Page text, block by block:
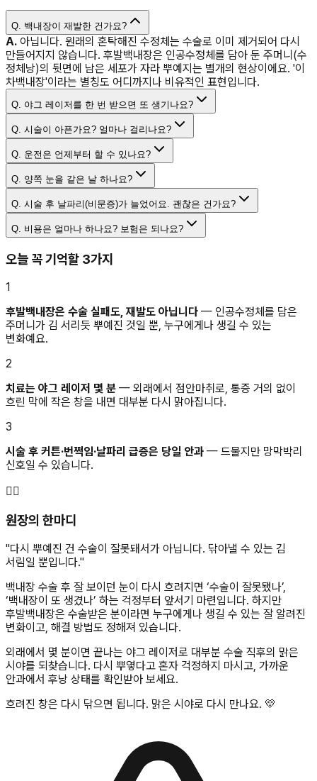
Q. 백내장이 재발한 건가요?
A. 아닙니다. 원래의 혼탁해진 수정체는 수술로 이미 제거되어 다시
만들어지지 않습니다. 후발백내장은 인공수정체를 담아 둔 주머니(수
정체낭)의 뒷면에 남은 세포가 자라 뿌예지는 별개의 현상이에요. '이
차백내장'이라는 별칭도 어디까지나 비유적인 표현입니다.
Q. 야그 레이저를 한 번 받으면 또 생기나요?
Q. 시술이 아픈가요? 얼마나 걸리나요?
Q. 운전은 언제부터 할 수 있나요?
Q. 양쪽 눈을 같은 날 하나요?
Q. 시술 후 날파리(비문증)가 늘었어요. 괜찮은 건가요?
Q. 비용은 얼마나 하나요? 보험은 되나요?
오늘 꼭 기억할 3가지
1
후발백내장은 수술 실패도, 재발도 아닙니다 — 인공수정체를 담은
주머니가 김 서리듯 뿌예진 것일 뿐, 누구에게나 생길 수 있는
변화예요.
2
치료는 야그 레이저 몇 분 — 외래에서 점안마취로, 통증 거의 없이
흐린 막에 작은 창을 내면 대부분 다시 맑아집니다.
3
시술 후 커튼·번쩍임·날파리 급증은 당일 안과 — 드물지만 망막박리
신호일 수 있습니다.
👨‍⚕️
원장의 한마디
"다시 뿌예진 건 수술이 잘못돼서가 아닙니다. 닦아낼 수 있는 김
서림일 뿐입니다."
백내장 수술 후 잘 보이던 눈이 다시 흐려지면 ‘수술이 잘못됐나’,
‘백내장이 또 생겼나’ 하는 걱정부터 앞서기 마련입니다. 하지만
후발백내장은 수술받은 분이라면 누구에게나 생길 수 있는 잘 알려진
변화이고, 해결 방법도 정해져 있습니다.
외래에서 몇 분이면 끝나는 야그 레이저로 대부분 수술 직후의 맑은
시야를 되찾습니다. 다시 뿌옇다고 혼자 걱정하지 마시고, 가까운
안과에서 후낭 상태를 확인받아 보세요.
흐려진 창은 다시 닦으면 됩니다. 맑은 시야로 다시 만나요. 💛